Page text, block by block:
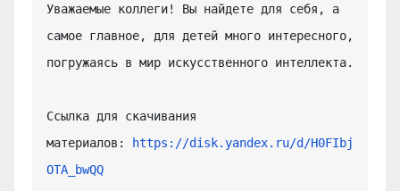
Уважаемые коллеги! Вы найдете для себя, а
самое главное, для детей много интересного,
погружаясь в мир искусственного интеллекта.
Ссылка для скачивания
материалов:
https://disk.yandex.ru/d/H0FIbj
OTA_bwQQ